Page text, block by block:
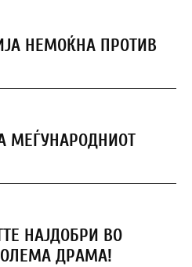
НЕМОЌНА ПРОТИВ
МЕЃУНАРОДНИОТ
НАЈДОБРИ ВО
ДРАМА!